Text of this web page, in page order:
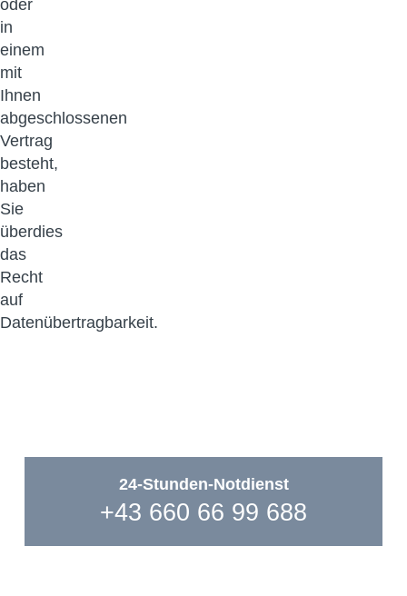
oder
in
einem
mit
Ihnen
abgeschlossenen
Vertrag
besteht,
haben
Sie
überdies
das
Recht
auf
Datenübertragbarkeit.
24-Stunden-Notdienst
+43 660 66 99 688